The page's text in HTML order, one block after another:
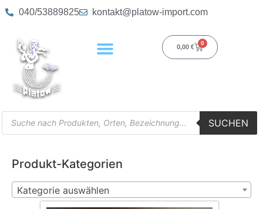
040/53889825 kontakt@platow-import.com
0,00 €
0
SUCHEN
Produkt-Kategorien
Kategorie auswählen